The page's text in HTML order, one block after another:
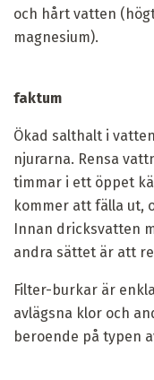
och hårt vatten
magnesium).
faktum
Ökad salthalt i
njurarna. Rensa
timmar i ett öppet
kommer att fälla ut,
Innan dricksvatten
andra sättet är att
Filter-burkar är
avlägsna klor och
beroende på typen